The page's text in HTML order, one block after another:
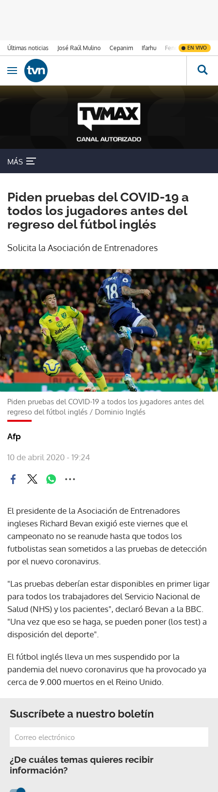
Últimas noticias José Raúl Mulino Cepanim Ifarhu Fenómeno de El
EN VIVO
Ir al contenido
Obrir navegació
MÁS
Piden pruebas del COVID-19 a
todos los jugadores antes del
regreso del fútbol inglés
Solicita la Asociación de Entrenadores
Piden pruebas del COVID-19 a todos los jugadores antes del
regreso del fútbol inglés / Dominio Inglés
Afp
10 de abril 2020 - 19:24
El presidente de la Asociación de Entrenadores
ingleses Richard Bevan exigió este viernes que el
campeonato no se reanude hasta que todos los
futbolistas sean sometidos a las pruebas de detección
por el nuevo coronavirus.
"Las pruebas deberían estar disponibles en primer ligar
para todos los trabajadores del Servicio Nacional de
Salud (NHS) y los pacientes", declaró Bevan a la BBC.
"Una vez que eso se haga, se pueden poner (los test) a
disposición del deporte".
El fútbol inglés lleva un mes suspendido por la
pandemia del nuevo coronavirus que ha provocado ya
cerca de 9.000 muertos en el Reino Unido.
Suscríbete a nuestro boletín
¿De cuáles temas quieres recibir
información?